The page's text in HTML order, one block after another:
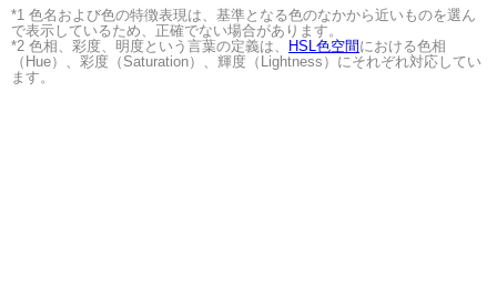
*1 色名および色の特徴表現は、基準となる色のなかから近いものを選ん
で表示しているため、正確でない場合があります。
*2 色相、彩度、明度という言葉の定義は、
HSL色空間 における色相
（Hue）、彩度（Saturation）、輝度（Lightness）にそれぞれ対応してい
ます。